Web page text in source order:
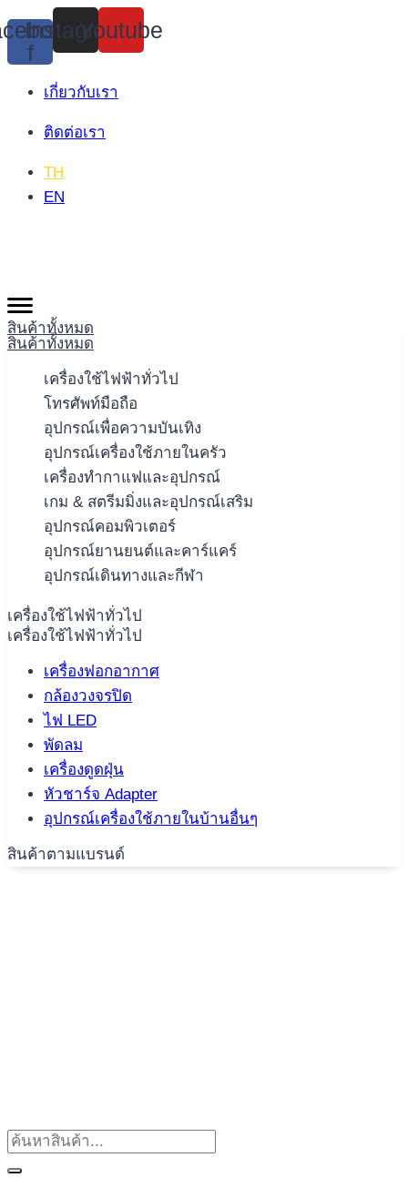
Skip
to
content
f
Instagram
Youtube
เกี่ยวกับเรา
ติดต่อเรา
TH
EN
สินค้าทั้งหมด
สินค้าทั้งหมด
เครื่องใช้ไฟฟ้าทั่วไป
โทรศัพท์มือถือ
อุปกรณ์เพื่อความบันเทิง
อุปกรณ์เครื่องใช้ภายในครัว
เครื่องทำกาแฟและอุปกรณ์
เกม & สตรีมมิ่งและอุปกรณ์เสริม
อุปกรณ์คอมพิวเตอร์
อุปกรณ์ยานยนต์และคาร์แคร์
อุปกรณ์เดินทางและกีฬา
เครื่องใช้ไฟฟ้าทั่วไป
เครื่องใช้ไฟฟ้าทั่วไป
เครื่องฟอกอากาศ
กล้องวงจรปิด
ไฟ LED
พัดลม
เครื่องดูดฝุ่น
หัวชาร์จ Adapter
อุปกรณ์เครื่องใช้ภายในบ้านอื่นๆ
สินค้าตามแบรนด์